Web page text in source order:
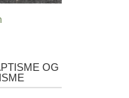
OG